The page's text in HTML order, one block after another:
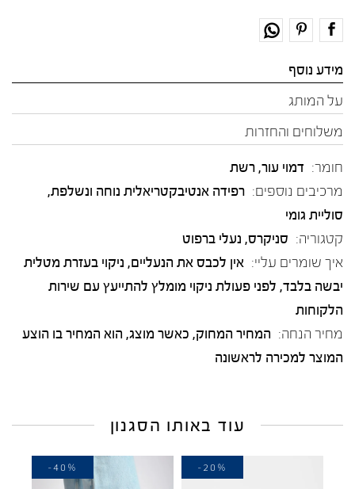
מידע נוסף
על המותג
משלוחים והחזרות
חומר: דמוי עור, רשת
מרכיבים נוספים: רפידה אנטיבקטריאלית נוחה ונשלפת,
סוליית גומי
קטגוריה: סניקרס, נעלי ברפוט
איך שומרים עליי: אין לכבס את הנעליים, ניקוי בעזרת מטלית
יבשה בלבד, לפני פעולת ניקוי מומלץ להתייעץ עם שירות
הלקוחות
מחיר הנחה: המחיר המחוק, כאשר מוצג, הוא המחיר בו הוצע
המוצר למכירה לראשונה
עוד באותו הסגנון
-20%
-40%